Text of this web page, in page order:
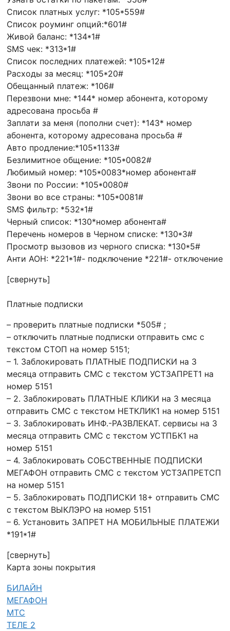
Список платных услуг: *105*559#
Список роуминг опций:*601#
Живой баланс: *134*1#
SMS чек: *313*1#
Список последних платежей: *105*12#
Расходы за месяц: *105*20#
Обещанный платеж: *106#
Перезвони мне: *144* номер абонента, которому
адресована просьба #
Заплати за меня (пополни счет): *143* номер
абонента, которому адресована просьба #
Авто продление:*105*1133#
Безлимитное общение: *105*0082#
Любимый номер: *105*0083*номер абонента#
Звони по России: *105*0080#
Звони во все страны: *105*0081#
SMS фильтр: *532*1#
Черный список: *130*номер абонента#
Перечень номеров в Черном списке: *130*3#
Просмотр вызовов из черного списка: *130*5#
Анти АОН: *221*1#- подключение *221#- отключение
[свернуть]
Платные подписки
– проверить платные подписки *505# ;
– отключить платные подписки отправить смс с
текстом СТОП на номер 5151;
– 1. Заблокировать ПЛАТНЫЕ ПОДПИСКИ на 3
месяца отправить СМС с текстом УСТЗАПРЕТ1 на
номер 5151
– 2. Заблокировать ПЛАТНЫЕ КЛИКИ на 3 месяца
отправить СМС с текстом НЕТКЛИК1 на номер 5151
– 3. Заблокировать ИНФ.-РАЗВЛЕКАТ. сервисы на 3
месяца отправить СМС с текстом УСТПБК1 на
номер 5151
– 4. Заблокировать СОБСТВЕННЫЕ ПОДПИСКИ
МЕГАФОН отправить СМС с текстом УСТЗАПРЕТСП
на номер 5151
– 5. Заблокировать ПОДПИСКИ 18+ отправить СМС
с текстом ВЫКЛЭРО на номер 5151
– 6. Установить ЗАПРЕТ НА МОБИЛЬНЫЕ ПЛАТЕЖИ
*191*1#
[свернуть]
Карта зоны покрытия
БИЛАЙН
МЕГАФОН
МТС
ТЕЛЕ 2